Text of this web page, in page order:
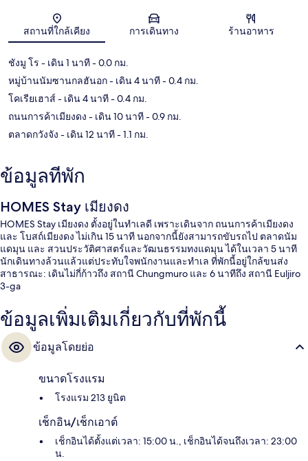
แผนที่
สถานที่ใกล้เคียง การเดินทาง ร้านอาหาร
ชังมู โร - เดิน 1 นาที- 0.0 กม.
หมู่บ้านนัมซานกลฮันอก- เดิน 4 นาที- 0.4 กม.
โคเรียเฮาส์ - เดิน 4 นาที- 0.4 กม.
ถนนการค้าเมียงดง - เดิน 10 นาที- 0.9 กม.
ตลาดกวังจัง - เดิน 12 นาที- 1.1 กม.
ข้อมูลที่พัก
HOMES Stay เมียงดง
HOMES Stay เมียงดง ตั้งอยู่ในทำเลดี เพราะเดินจาก ถนนการค้าเมียงดง
และ โบสถ์เมียงดง ไม่เกิน 15 นาที นอกจากนี้ยังสามารถขับรถไป ตลาดนัม
แดมุน และ สวนประวัติศาสตร์และวัฒนธรรมทงแดมุน ได้ในเวลา 5 นาที
นักเดินทางล้วนแล้วแต่ประทับใจพนักงานและทำเล ที่พักนี้อยู่ใกล้ขนส่ง
สาธารณะ: เดินไม่กี่ก้าวถึง สถานี Chungmuro และ 6 นาทีถึง สถานี Euljiro
3-ga
ข้อมูลเพิ่มเติมเกี่ยวกับที่พักนี้
ข้อมูลโดยย่อ
ขนาดโรงแรม
โรงแรม 213 ยูนิต
เช็กอิน/เช็กเอาต์
เช็กอินได้ตั้งแต่เวลา: 15:00 น., เช็กอินได้จนถึงเวลา: 23:00
น.